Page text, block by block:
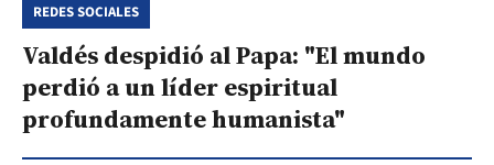
REDES SOCIALES
Valdés despidió al Papa: "El mundo
perdió a un líder espiritual
profundamente humanista"